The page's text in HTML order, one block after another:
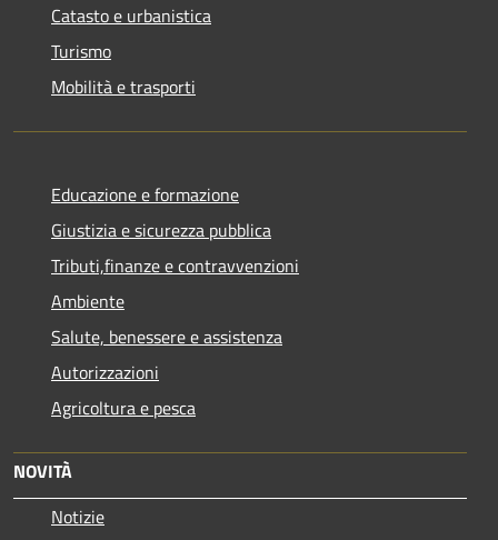
Catasto e urbanistica
Turismo
Mobilità e trasporti
Educazione e formazione
Giustizia e sicurezza pubblica
Tributi,finanze e contravvenzioni
Ambiente
Salute, benessere e assistenza
Autorizzazioni
Agricoltura e pesca
NOVITÀ
Notizie